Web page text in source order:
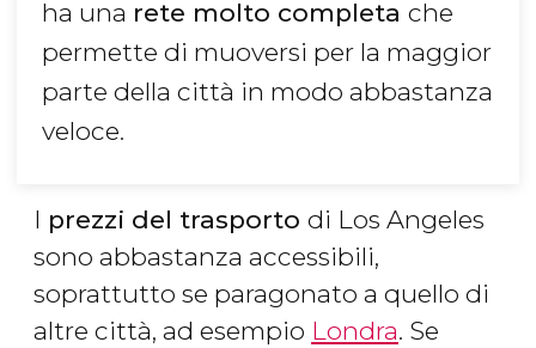
ha una rete molto completa che
permette di muoversi per la maggior
parte della città in modo abbastanza
veloce.
I prezzi del trasporto di Los Angeles
sono abbastanza accessibili,
soprattutto se paragonato a quello di
altre città, ad esempio Londra. Se